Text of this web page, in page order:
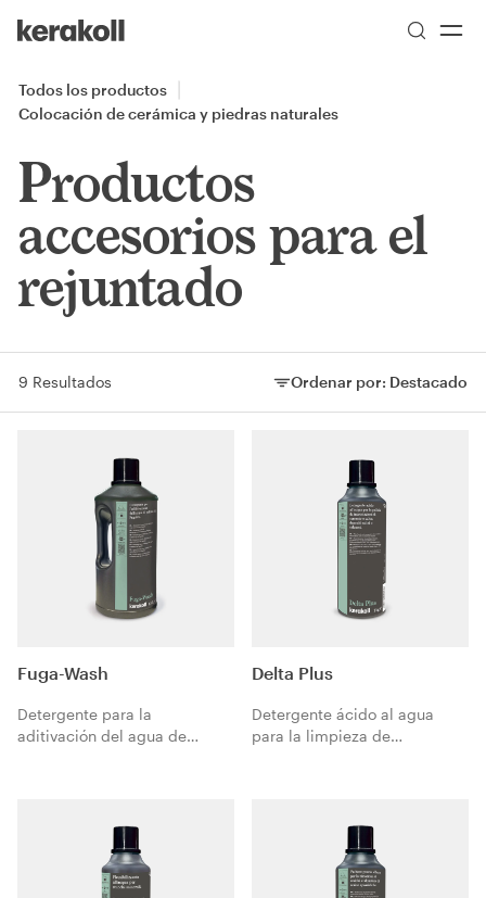
Go to Homepage
Todos los productos
Colocación de cerámica y piedras naturales
Productos
accesorios para el
rejuntado
9 Resultados Ordenar por: Destacado
Ordenar por:
Fuga-Wash
Detergente para la
aditivación del agua de
Delta Plus
Detergente ácido al agua
para la limpieza de